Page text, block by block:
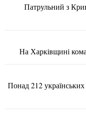
Патрульний з
На Харківщині
Понад 212